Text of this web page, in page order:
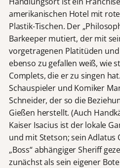
amerikanischen Hotel mit
Plastik-Tischen. Der
Barkeeper mutiert, der mit
vorgetragenen Platitüden
ebenso zu gefallen weiß, wie
Complets, die er zu singen
Schauspieler und Komiker
Schneider, der so die
Gießen herstellt. (Auch
Kaiser Isacius ist der lokale
und mit Stetson; sein Adlatus
„Boss“ abhängiger Sheriff
zunächst als sein eigener